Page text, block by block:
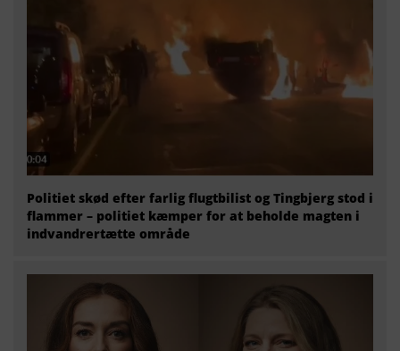
Politiet skød efter farlig flugtbilist og Tingbjerg stod i
flammer – politiet kæmper for at beholde magten i
indvandrertætte område